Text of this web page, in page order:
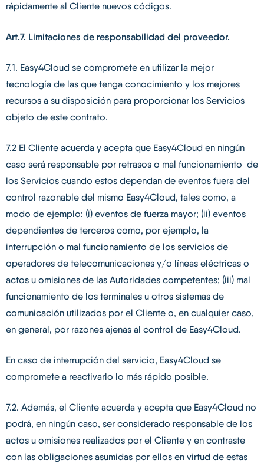
rápidamente al Cliente nuevos códigos.
Art.7. Limitaciones de responsabilidad del proveedor.
7.1. Easy4Cloud se compromete en utilizar la mejor
tecnología de las que tenga conocimiento y los mejores
recursos a su disposición para proporcionar los Servicios
objeto de este contrato.
7.2 El Cliente acuerda y acepta que Easy4Cloud en ningún
caso será responsable por retrasos o mal funcionamiento de
los Servicios cuando estos dependan de eventos fuera del
control razonable del mismo Easy4Cloud, tales como, a
modo de ejemplo: (i) eventos de fuerza mayor; (ii) eventos
dependientes de terceros como, por ejemplo, la
interrupción o mal funcionamiento de los servicios de
operadores de telecomunicaciones y/o líneas eléctricas o
actos u omisiones de las Autoridades competentes; (iii) mal
funcionamiento de los terminales u otros sistemas de
comunicación utilizados por el Cliente o, en cualquier caso,
en general, por razones ajenas al control de Easy4Cloud.
En caso de interrupción del servicio, Easy4Cloud se
compromete a reactivarlo lo más rápido posible.
7.2. Además, el Cliente acuerda y acepta que Easy4Cloud no
podrá, en ningún caso, ser considerado responsable de los
actos u omisiones realizados por el Cliente y en contraste
con las obligaciones asumidas por ellos en virtud de estas